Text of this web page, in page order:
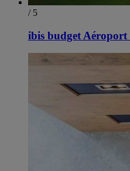
/ 5
ibis budget